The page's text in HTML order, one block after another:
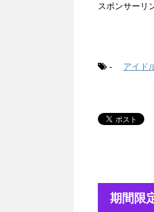
スポンサーリ
- アイド
期間限